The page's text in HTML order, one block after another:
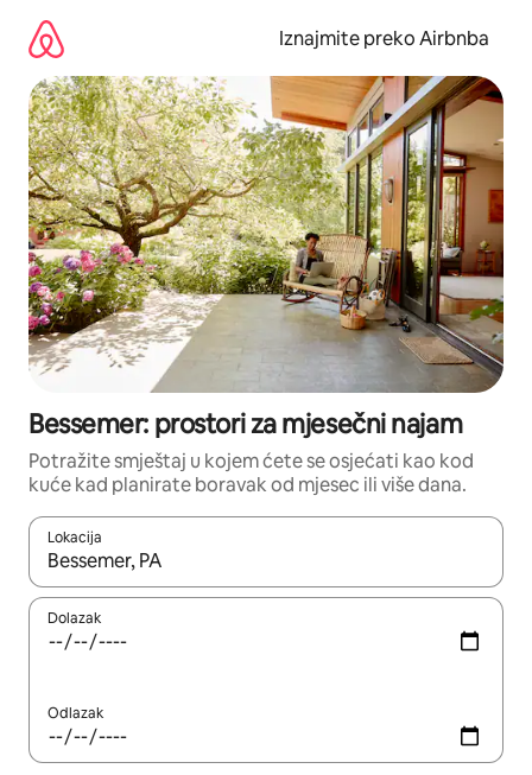
sadržaj
Iznajmite preko Airbnba
Bessemer: prostori za mjesečni najam
Potražite smještaj u kojem ćete se osjećati kao kod
kuće kad planirate boravak od mjesec ili više dana.
Lokacija
Kada budu dostupni rezultati, moći ćete ih pregledati
Dolazak
Odlazak